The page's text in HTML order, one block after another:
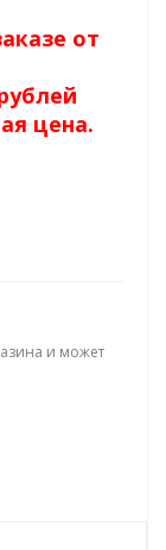
от
цена.
и может